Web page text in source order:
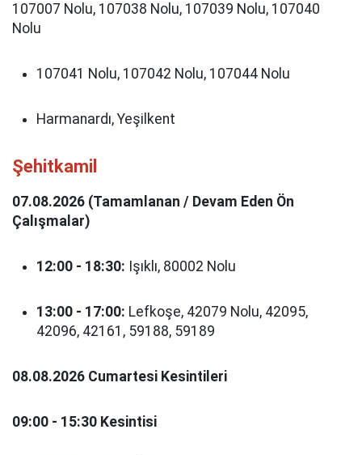
107007 Nolu, 107038 Nolu, 107039 Nolu, 107040
Nolu
107041 Nolu, 107042 Nolu, 107044 Nolu
Harmanardı, Yeşilkent
Şehitkamil
07.08.2026 (Tamamlanan / Devam Eden Ön
Çalışmalar)
12:00 - 18:30: Işıklı, 80002 Nolu
13:00 - 17:00: Lefkoşe, 42079 Nolu, 42095,
42096, 42161, 59188, 59189
08.08.2026 Cumartesi Kesintileri
09:00 - 15:30 Kesintisi